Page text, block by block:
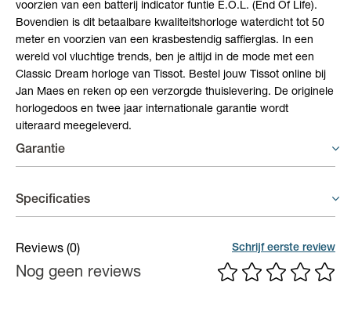
voorzien van een batterij indicator funtie E.O.L. (End Of Life).
Bovendien is dit betaalbare kwaliteitshorloge waterdicht tot 50
meter en voorzien van een krasbestendig saffierglas. In een
wereld vol vluchtige trends, ben je altijd in de mode met een
Classic Dream horloge van Tissot. Bestel jouw Tissot online bij
Jan Maes en reken op een verzorgde thuislevering. De originele
horlogedoos en twee jaar internationale garantie wordt
uiteraard meegeleverd.
Garantie
van 2 jaar op fabricagefouten aan het binnenwerk.
Specificaties
Materiaal band
Gangreserve
Reviews (0) Schrijf eerste review
Nog geen reviews